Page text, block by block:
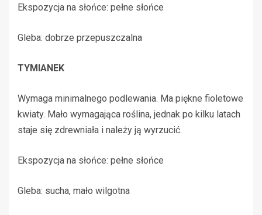
Ekspozycja na słońce: pełne słońce
Gleba: dobrze przepuszczalna
TYMIANEK
Wymaga minimalnego podlewania. Ma piękne fioletowe
kwiaty. Mało wymagająca roślina, jednak po kilku latach
staje się zdrewniała i należy ją wyrzucić.
Ekspozycja na słońce: pełne słońce
Gleba: sucha, mało wilgotna